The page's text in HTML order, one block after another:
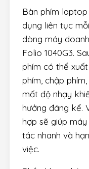
Bàn phím
dụng liên tục
dòng máy
Folio 1040G3.
phím có thể
phím, chập
mất độ nhạy
hưởng đáng kể.
hợp sẽ giúp
tác nhanh và
việc.